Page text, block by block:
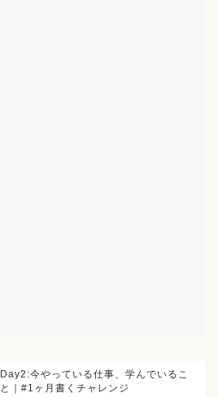
Day2:今やっている仕事、学んでいるこ
と｜#1ヶ月書くチャレンジ